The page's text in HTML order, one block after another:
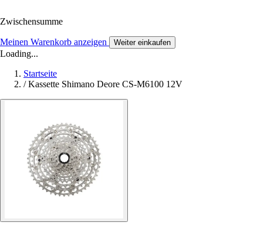
Zwischensumme
Meinen Warenkorb anzeigen Weiter einkaufen
Loading...
Startseite
/ Kassette Shimano Deore CS-M6100 12V